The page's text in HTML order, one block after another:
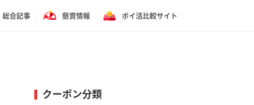
総合記事 懸賞情報 ポイ活比較サイト
クーポン分類